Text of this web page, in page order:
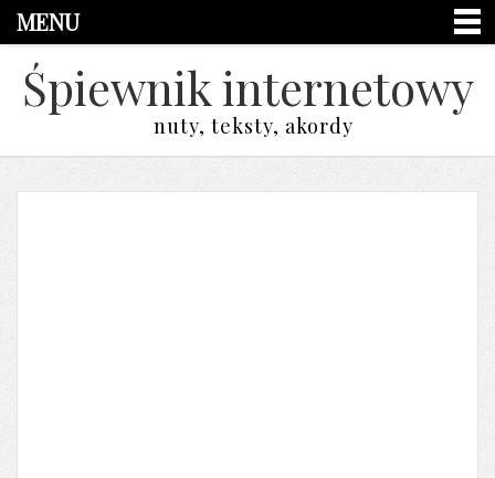
MENU
Śpiewnik internetowy
nuty, teksty, akordy